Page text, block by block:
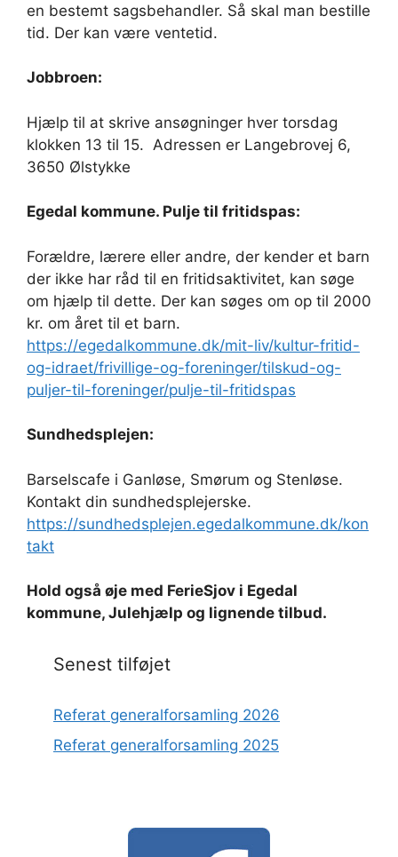
en bestemt sagsbehandler. Så skal man bestille
tid. Der kan være ventetid.
Jobbroen:
Hjælp til at skrive ansøgninger hver torsdag
klokken 13 til 15. Adressen er Langebrovej 6,
3650 Ølstykke
Egedal kommune. Pulje til fritidspas:
Forældre, lærere eller andre, der kender et barn
der ikke har råd til en fritidsaktivitet, kan søge
om hjælp til dette. Der kan søges om op til 2000
kr. om året til et barn.
https://egedalkommune.dk/mit-liv/kultur-fritid-
og-idraet/frivillige-og-foreninger/tilskud-og-
puljer-til-foreninger/pulje-til-fritidspas
Sundhedsplejen:
Barselscafe i Ganløse, Smørum og Stenløse.
Kontakt din sundhedsplejerske.
https://sundhedsplejen.egedalkommune.dk/kon
takt
Hold også øje med FerieSjov i Egedal
kommune, Julehjælp og lignende tilbud.
Senest tilføjet
Referat generalforsamling 2026
Referat generalforsamling 2025